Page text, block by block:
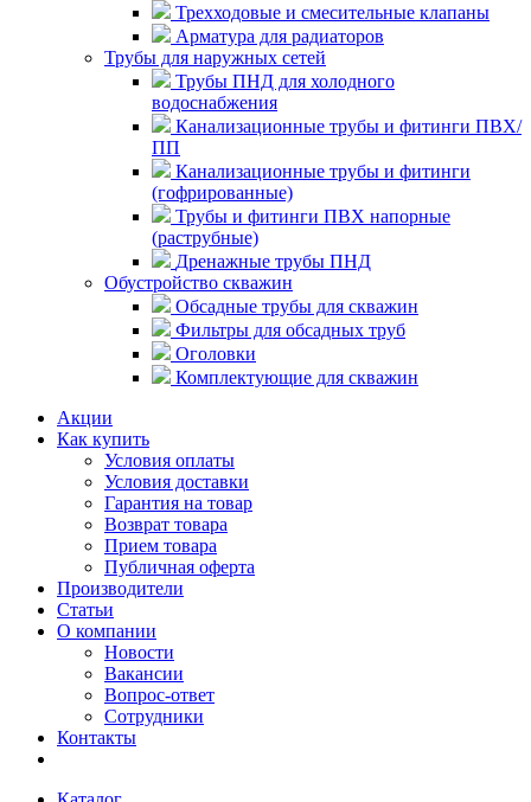
Трехходовые и смесительные клапаны
Арматура для радиаторов
Трубы для наружных сетей
Трубы ПНД для холодного
водоснабжения
Канализационные трубы и фитинги ПВХ/
ПП
Канализационные трубы и фитинги
(гофрированные)
Трубы и фитинги ПВХ напорные
(раструбные)
Дренажные трубы ПНД
Обустройство скважин
Обсадные трубы для скважин
Фильтры для обсадных труб
Оголовки
Комплектующие для скважин
Акции
Как купить
Условия оплаты
Условия доставки
Гарантия на товар
Возврат товара
Прием товара
Публичная оферта
Производители
Статьи
О компании
Новости
Вакансии
Вопрос-ответ
Сотрудники
Контакты